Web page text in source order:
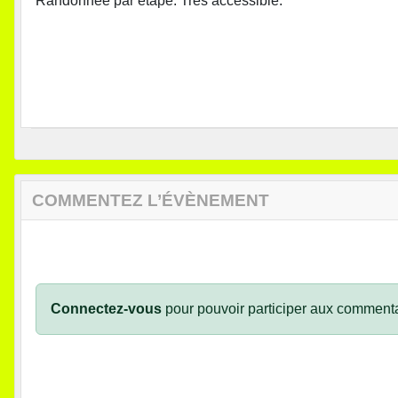
COMMENTEZ L’ÉVÈNEMENT
Connectez-vous pour pouvoir participer aux